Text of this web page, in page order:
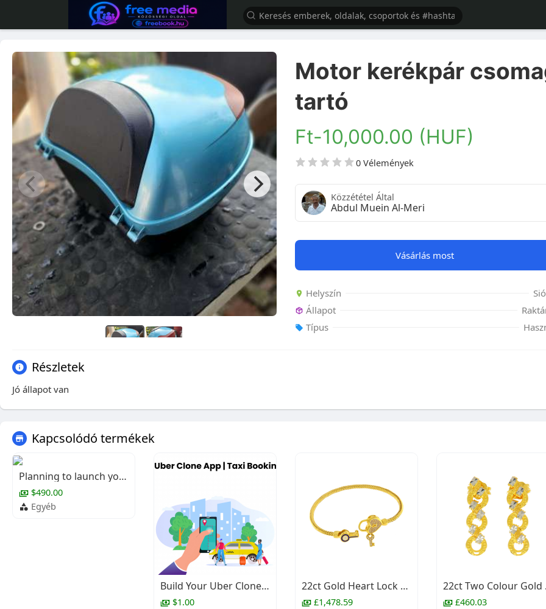
Motor kerékpár
tartó
Ft-10,000.00 (HUF)
0 Vélemények
Közzététel Által
Abdul Muein Al-Meri
Vásárlás most
Helyszín
Állapot
Típus
Részletek
Jó állapot van
Kapcsolódó termékek
Planning to launch your own car rental business?
$490.00
Egyéb
Build Your Uber Clone App | Taxi Booking Platform
$1.00
22ct Gold Heart Lock & Key Bangle (Openable)
£1,478.59
£460.03